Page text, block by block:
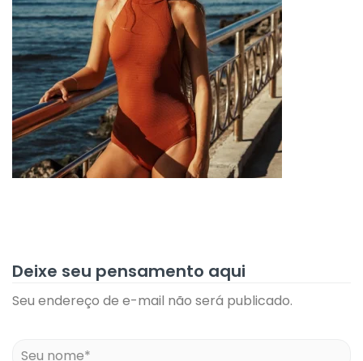
Deixe seu pensamento aqui
Seu endereço de e-mail não será publicado.
Lembre de mim Esqueceu a senha?
CONECTE-SE
CRIAR UMA CONTA